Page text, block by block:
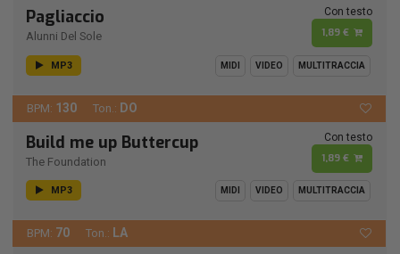
Pagliaccio
Alunni Del Sole
Con testo
1,89 €
MP3 MIDI VIDEO MULTITRACCIA
BPM: 130 Ton.: DO
Build me up Buttercup
The Foundation
Con testo
1,89 €
MP3 MIDI VIDEO MULTITRACCIA
BPM: 70 Ton.: LA